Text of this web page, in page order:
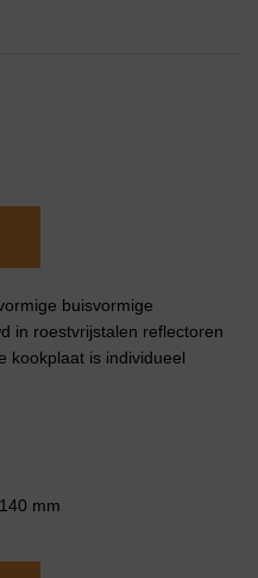
buisvormige
in roestvrijstalen reflectoren
kookplaat is individueel
mm